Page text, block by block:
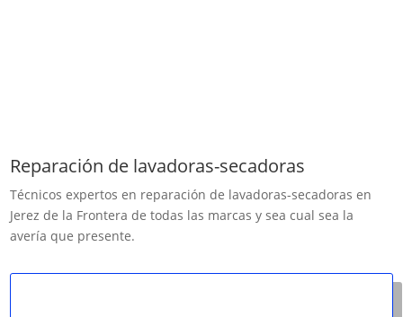
Reparación de lavadoras-secadoras
Técnicos expertos en reparación de ​lavadoras-secadoras en
Jerez de la Frontera de todas las marcas y sea cual sea la
avería que presente.